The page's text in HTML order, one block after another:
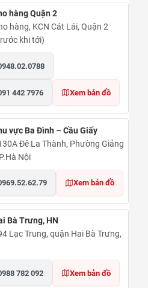
hàng Quận 2
hàng, KCN Cát Lái, Quận 2
khi tới)
442 7976 Xem bản đồ
vực Ba Đình – Cầu Giấy
Đê La Thành, Phường Giảng
Nội
Xem bản đồ
Bà Trưng, HN
Lạc Trung, quận Hai Bà Trưng,
782 092 Xem bản đồ